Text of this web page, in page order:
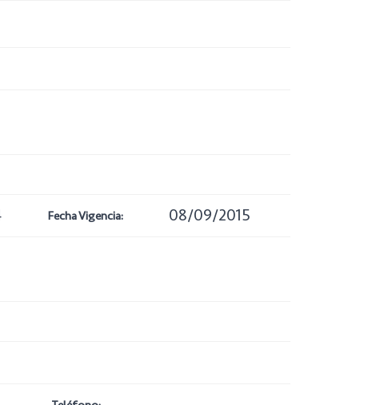
Fecha Vigencia: 08/09/2015